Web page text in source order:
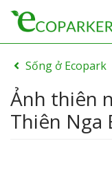
Sống ở Ecopark
Ảnh thiên
Thiên Nga